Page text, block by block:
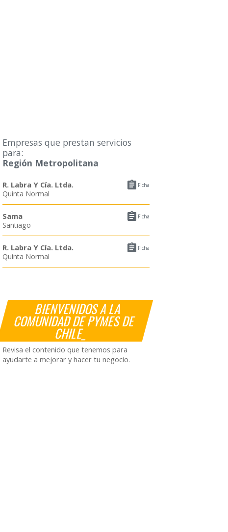
Empresas que prestan servicios
para:
Región Metropolitana
 Ficha
R. Labra Y Cía. Ltda.
Quinta Normal
 Ficha
Sama
Santiago
 Ficha
R. Labra Y Cía. Ltda.
Quinta Normal
BIENVENIDOS A LA
COMUNIDAD DE PYMES DE
CHILE_
Revisa el contenido que tenemos para
ayudarte a mejorar y hacer tu negocio.